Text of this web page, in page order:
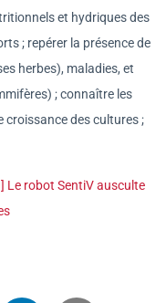
et hydriques des
; repérer la présence de
herbes), maladies, et
; connaître les
croissance des cultures ;
Le robot SentiV ausculte